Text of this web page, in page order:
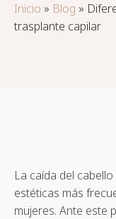
Inicio » Blog »
trasplante capilar
La caída del
estéticas más
mujeres. Ante este